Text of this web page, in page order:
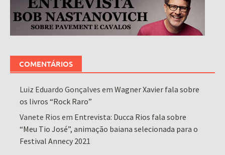
COMENTÁRIOS
Luiz Eduardo Gonçalves emWagner Xavier fala sobre
os livros “Rock Raro”
Vanete Rios em Entrevista: Ducca Rios fala sobre
“Meu Tio José”, animação baiana selecionada para o
Festival Annecy 2021